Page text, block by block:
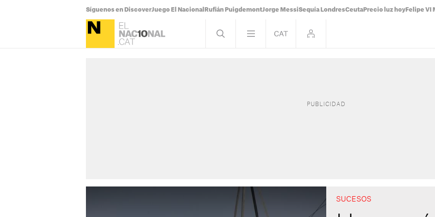
Síguenos en DiscoverJuego El Nacional Rufián PuigdemontJorge MessiSequía LondresCeuta Precio luz hoy Felipe VI
SUCESOS